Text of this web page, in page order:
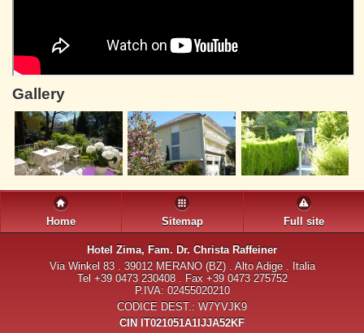
Gallery
Home Sitemap Full site
Hotel Zima, Fam. Dr. Christa Raffeiner
Via Winkel 83 . 39012 MERANO (BZ) . Alto Adige . Italia
Tel +39 0473 230408 . Fax +39 0473 275752
P.IVA: 02455020210
CODICE DEST.: W7YVJK9
CIN IT021051A1IJJA52KF